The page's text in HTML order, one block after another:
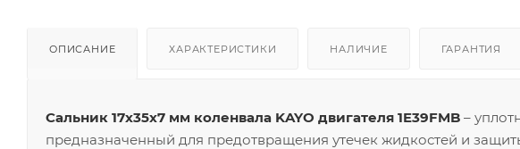
ОПИСАНИЕ ХАРАКТЕРИСТИКИ НАЛИЧИЕ ГАРАНТИЯ
Сальник 17х35х7 мм коленвала KAYO двигателя 1E39FMB –
предназначенный для предотвращения утечек жидкостей и